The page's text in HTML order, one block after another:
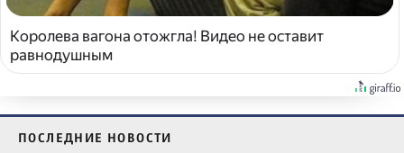
Королева вагона отожгла! Видео не оставит
равнодушным
ПОСЛЕДНИЕ НОВОСТИ